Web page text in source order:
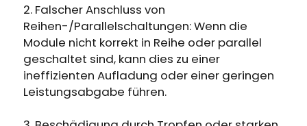
Benutzerkonto erstellen
2. Falscher Anschluss von
Reihen-/Parallelschaltungen: Wenn die
Module nicht korrekt in Reihe oder parallel
geschaltet sind, kann dies zu einer
ineffizienten Aufladung oder einer geringen
Leistungsabgabe führen.